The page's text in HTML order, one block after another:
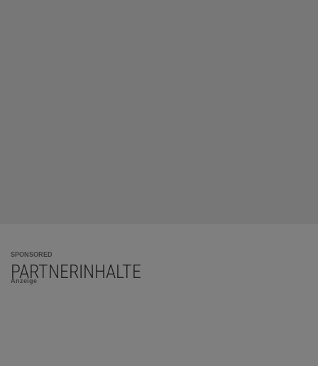
SPONSORED
PARTNERINHALTE
Anzeige